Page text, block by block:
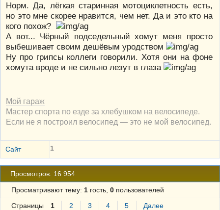
Норм. Да, лёгкая старинная мотоциклетность есть,
но это мне скорее нравится, чем нет. Да и это кто на
кого похож?
А вот... Чёрный подседельный хомут меня просто
выбешивает своим дешёвым уродством
Ну про грипсы коллеги говорили. Хотя они на фоне
хомута вроде и не сильно лезут в глаза
Мой гараж
Мастер спорта по езде за хлебушком на велосипеде.
Если не я построил велосипед — это не мой велосипед.
Сайт 1
Просмотров: 16 954
Просматривают тему: 1гость, 0пользователей
Страницы 1 2 3 4 5
Далее